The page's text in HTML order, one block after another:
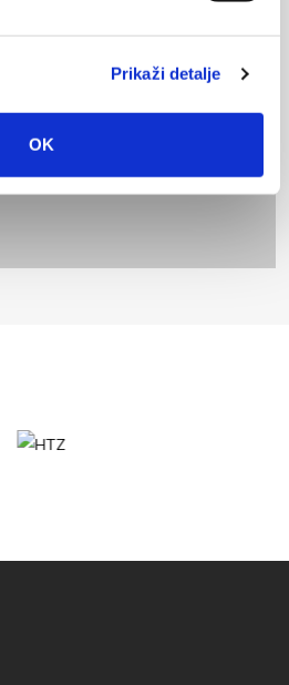
Prikaži detalje
OK